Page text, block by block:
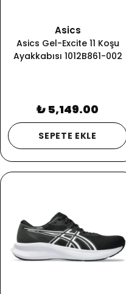
Asics
Asics Gel-Excite 11 Koşu
Ayakkabısı 1012B861-002
₺ 5,149.00
SEPETE EKLE